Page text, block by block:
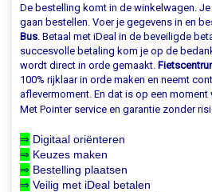
De bestelling komt in de winkelwagen.
gaan bestellen. Voer je gegevens in en
Bus . Betaal met iDeal in de beveiligde
succesvolle betaling kom je op de
wordt direct in orde gemaakt.
100% rijklaar in orde maken en neemt
aflevermoment. En dat is op een
Met Pointer service en garantie zonder
⇒ Digitaal oriënteren
⇒ Keuzes maken
⇒ Bestelling plaatsen
⇒ Veilig met iDeal betalen